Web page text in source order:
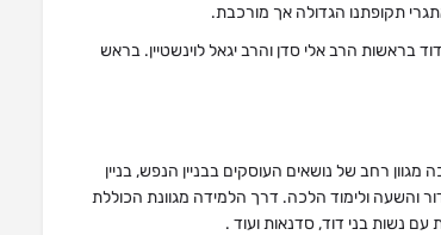
תקופתנו הגדולה אך מורכבת.
בראשות הרב אלי סדן והרב יגאל לוינשטיין. בראש
רחב של נושאים העוסקים בבניין הנפש, בניין
והשעה ולימוד הלכה. דרך הלמידה מגוונת הכוללת
עם נשות בני דוד, סדנאות ועוד .